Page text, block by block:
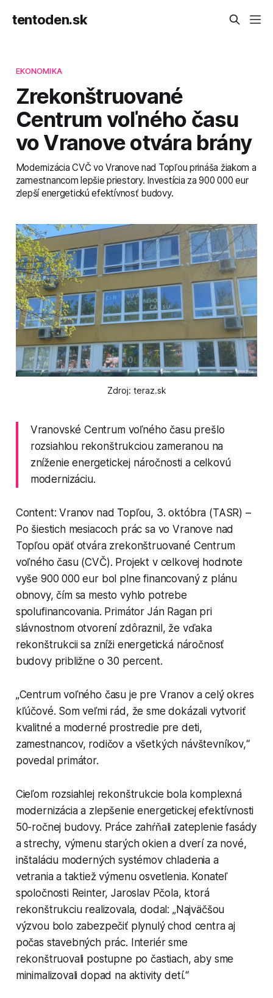
tentoden.sk
EKONOMIKA
Zrekonštruované
Centrum voľného času
vo Vranove otvára brány
Modernizácia CVČ vo Vranove nad Topľou prináša žiakom a
zamestnancom lepšie priestory. Investícia za 900 000 eur
zlepší energetickú efektívnosť budovy.
Zdroj: teraz.sk
Vranovské Centrum voľného času prešlo
rozsiahlou rekonštrukciou zameranou na
zníženie energetickej náročnosti a celkovú
modernizáciu.
Content: Vranov nad Topľou, 3. októbra (TASR) –
Po šiestich mesiacoch prác sa vo Vranove nad
Topľou opäť otvára zrekonštruované Centrum
voľného času (CVČ). Projekt v celkovej hodnote
vyše 900 000 eur bol plne financovaný z plánu
obnovy, čím sa mesto vyhlo potrebe
spolufinancovania. Primátor Ján Ragan pri
slávnostnom otvorení zdôraznil, že vďaka
rekonštrukcii sa zníži energetická náročnosť
budovy približne o 30 percent.
„Centrum voľného času je pre Vranov a celý okres
kľúčové. Som veľmi rád, že sme dokázali vytvoriť
kvalitné a moderné prostredie pre deti,
zamestnancov, rodičov a všetkých návštevníkov,“
povedal primátor.
Cieľom rozsiahlej rekonštrukcie bola komplexná
modernizácia a zlepšenie energetickej efektívnosti
50-ročnej budovy. Práce zahŕňali zateplenie fasády
a strechy, výmenu starých okien a dverí za nové,
inštaláciu moderných systémov chladenia a
vetrania a taktiež výmenu osvetlenia. Konateľ
spoločnosti Reinter, Jaroslav Pčola, ktorá
rekonštrukciu realizovala, dodal: „Najväčšou
výzvou bolo zabezpečiť plynulý chod centra aj
počas stavebných prác. Interiér sme
rekonštruovali postupne po častiach, aby sme
minimalizovali dopad na aktivity detí.“